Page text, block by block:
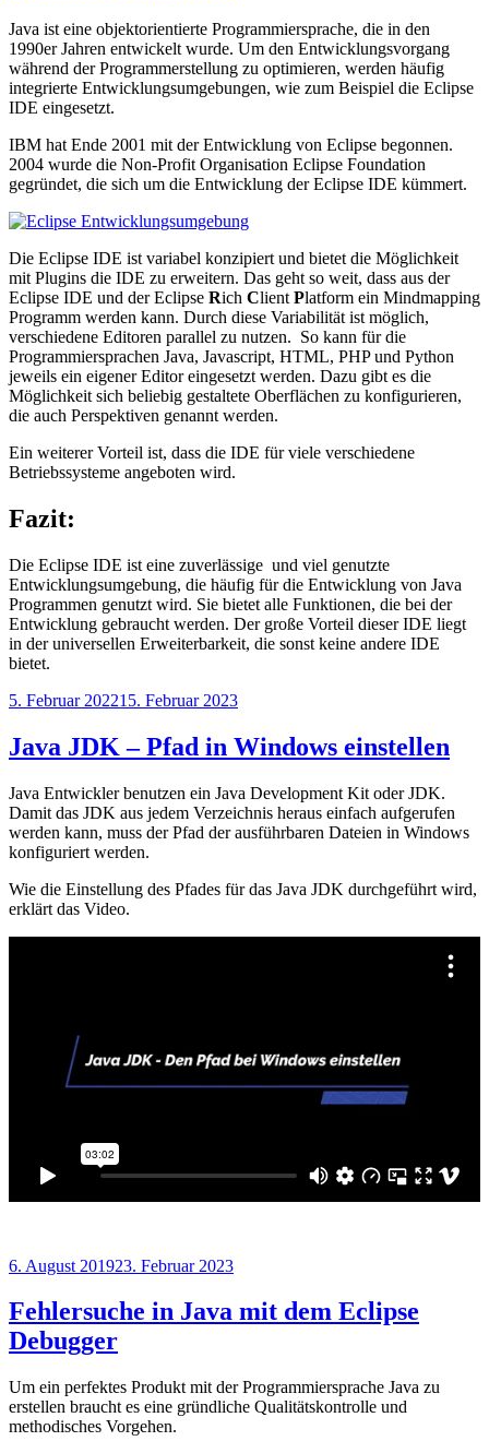
Java ist eine objektorientierte Programmiersprache, die in den
1990er Jahren entwickelt wurde. Um den Entwicklungsvorgang
während der Programmerstellung zu optimieren, werden häufig
integrierte Entwicklungsumgebungen, wie zum Beispiel die Eclipse
IDE eingesetzt.
IBM hat Ende 2001 mit der Entwicklung von Eclipse begonnen.
2004 wurde die Non-Profit Organisation Eclipse Foundation
gegründet, die sich um die Entwicklung der Eclipse IDE kümmert.
Die Eclipse IDE ist variabel konzipiert und bietet die Möglichkeit
mit Plugins die IDE zu erweitern. Das geht so weit, dass aus der
Eclipse IDE und der Eclipse Rich Client Platform ein Mindmapping
Programm werden kann. Durch diese Variabilität ist möglich,
verschiedene Editoren parallel zu nutzen. So kann für die
Programmiersprachen Java, Javascript, HTML, PHP und Python
jeweils ein eigener Editor eingesetzt werden. Dazu gibt es die
Möglichkeit sich beliebig gestaltete Oberflächen zu konfigurieren,
die auch Perspektiven genannt werden.
Ein weiterer Vorteil ist, dass die IDE für viele verschiedene
Betriebssysteme angeboten wird.
Fazit:
Die Eclipse IDE ist eine zuverlässige und viel genutzte
Entwicklungsumgebung, die häufig für die Entwicklung von Java
Programmen genutzt wird. Sie bietet alle Funktionen, die bei der
Entwicklung gebraucht werden. Der große Vorteil dieser IDE liegt
in der universellen Erweiterbarkeit, die sonst keine andere IDE
bietet.
Veröffentlicht
5. Februar 202215. Februar 2023
Java JDK – Pfad in Windows einstellen
Java Entwickler benutzen ein Java Development Kit oder JDK.
Damit das JDK aus jedem Verzeichnis heraus einfach aufgerufen
werden kann, muss der Pfad der ausführbaren Dateien in Windows
konfiguriert werden.
Wie die Einstellung des Pfades für das Java JDK durchgeführt wird,
erklärt das Video.
Veröffentlicht
6. August 201923. Februar 2023
Fehlersuche in Java mit dem Eclipse
Debugger
Um ein perfektes Produkt mit der Programmiersprache Java zu
erstellen braucht es eine gründliche Qualitätskontrolle und
methodisches Vorgehen.